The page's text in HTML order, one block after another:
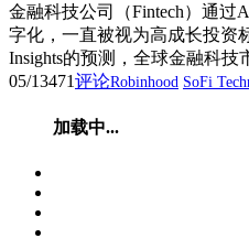
金融科技公司（Fintech）通过
字化，一直被视为高成长投资
Insights的预测，全球金融科技
05/13471评论Robinhood SoFi
加载中...